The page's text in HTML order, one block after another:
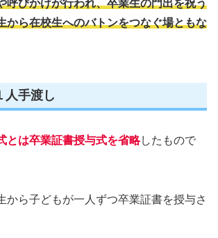
呼びかけが行われ、卒業生の門出を祝う
から在校生へのバトンをつなぐ場ともな
人手渡し
とは卒業証書授与式を省略したもので
から子どもが一人ずつ卒業証書を授与さ